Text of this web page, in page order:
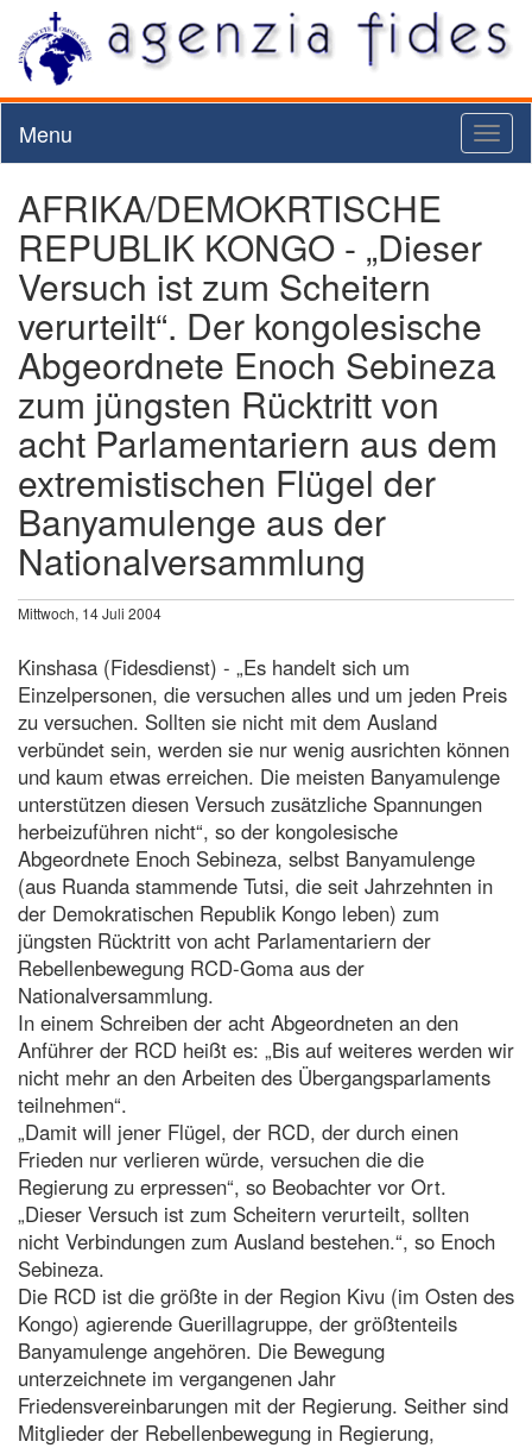
Menu
AFRIKA/DEMOKRTISCHE
REPUBLIK KONGO - „Dieser
Versuch ist zum Scheitern
verurteilt“. Der kongolesische
Abgeordnete Enoch Sebineza
zum jüngsten Rücktritt von
acht Parlamentariern aus dem
extremistischen Flügel der
Banyamulenge aus der
Nationalversammlung
Mittwoch, 14 Juli 2004
Kinshasa (Fidesdienst) - „Es handelt sich um
Einzelpersonen, die versuchen alles und um jeden Preis
zu versuchen. Sollten sie nicht mit dem Ausland
verbündet sein, werden sie nur wenig ausrichten können
und kaum etwas erreichen. Die meisten Banyamulenge
unterstützen diesen Versuch zusätzliche Spannungen
herbeizuführen nicht“, so der kongolesische
Abgeordnete Enoch Sebineza, selbst Banyamulenge
(aus Ruanda stammende Tutsi, die seit Jahrzehnten in
der Demokratischen Republik Kongo leben) zum
jüngsten Rücktritt von acht Parlamentariern der
Rebellenbewegung RCD-Goma aus der
Nationalversammlung.
In einem Schreiben der acht Abgeordneten an den
Anführer der RCD heißt es: „Bis auf weiteres werden wir
nicht mehr an den Arbeiten des Übergangsparlaments
teilnehmen“.
„Damit will jener Flügel, der RCD, der durch einen
Frieden nur verlieren würde, versuchen die die
Regierung zu erpressen“, so Beobachter vor Ort.
„Dieser Versuch ist zum Scheitern verurteilt, sollten
nicht Verbindungen zum Ausland bestehen.“, so Enoch
Sebineza.
Die RCD ist die größte in der Region Kivu (im Osten des
Kongo) agierende Guerillagruppe, der größtenteils
Banyamulenge angehören. Die Bewegung
unterzeichnete im vergangenen Jahr
Friedensvereinbarungen mit der Regierung. Seither sind
Mitglieder der Rebellenbewegung in Regierung,